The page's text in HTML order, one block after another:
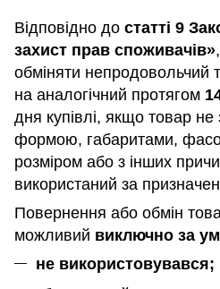
Відповідно до статті 9
захист прав споживачів»
обміняти непродовольчий
на аналогічний протягом
дня купівлі, якщо товар
формою, габаритами,
розміром або з інших
використаний за
Повернення або обмін
можливий виключно за
не використовувався;